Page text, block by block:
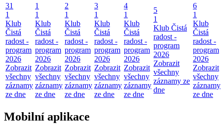
31
1
Klub
Čistá
radost -
program
2026
Zobrazit
všechny
záznamy
ze dne
1
1
Klub
Čistá
radost -
program
2026
Zobrazit
všechny
záznamy
ze dne
2
1
Klub
Čistá
radost -
program
2026
Zobrazit
všechny
záznamy
ze dne
3
1
Klub
Čistá
radost -
program
2026
Zobrazit
všechny
záznamy
ze dne
4
1
Klub
Čistá
radost -
program
2026
Zobrazit
všechny
záznamy
ze dne
5
1
Klub Čistá
radost -
program
2026
Zobrazit
všechny
záznamy ze
dne
6
1
Klub
Čistá
radost -
program
2026
Zobrazit
všechny
záznamy
ze dne
Mobilní aplikace